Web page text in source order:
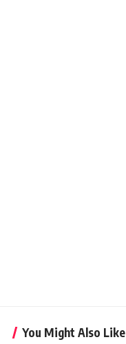
You Might Also Like